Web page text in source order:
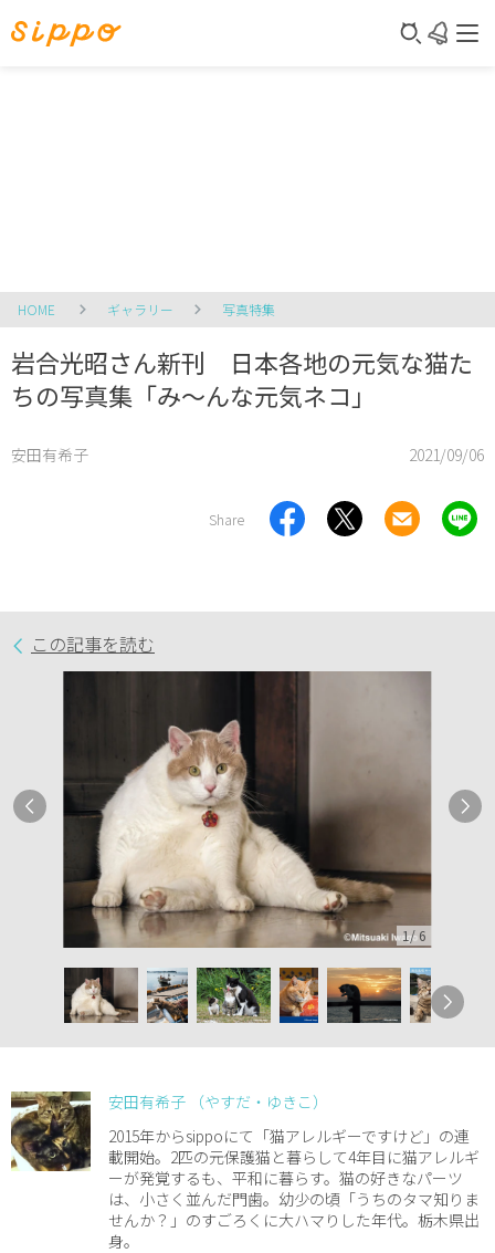
HOME ギャラリー 写真特集
岩合光昭さん新刊 日本各地の元気な猫た
ちの写真集「み～んな元気ネコ」
安田有希子 2021/09/06
Share
この記事を読む
1/6
安田有希子 （やすだ・ゆきこ）
2015年からsippoにて「猫アレルギーですけど」の連
載開始。2匹の元保護猫と暮らして4年目に猫アレルギ
ーが発覚するも、平和に暮らす。猫の好きなパーツ
は、小さく並んだ門歯。幼少の頃「うちのタマ知りま
せんか？」のすごろくに大ハマりした年代。栃木県出
身。